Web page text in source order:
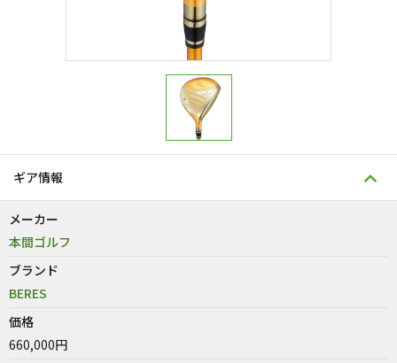
ギア情報
メーカー
本間ゴルフ
ブランド
BERES
価格
660,000円